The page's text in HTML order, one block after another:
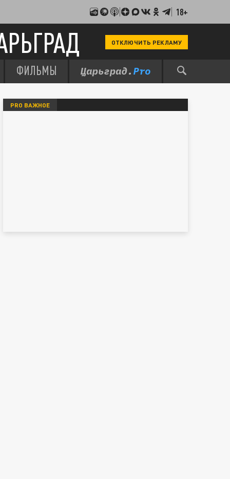
18+
ОТКЛЮЧИТЬ РЕКЛАМУ
ФИЛЬМЫ
PRO ВАЖНОЕ